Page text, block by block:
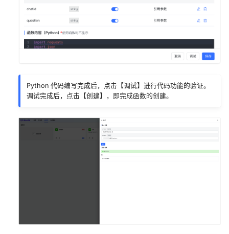
Python 代码编写完成后，点击【调试】进行代码功能的验证。
调试完成后，点击【创建】，即完成函数的创建。